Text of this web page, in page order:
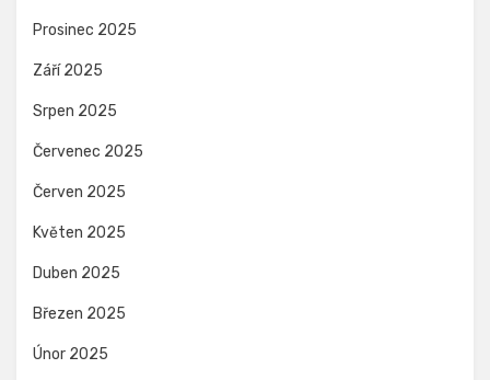
Prosinec 2025
Září 2025
Srpen 2025
Červenec 2025
Červen 2025
Květen 2025
Duben 2025
Březen 2025
Únor 2025